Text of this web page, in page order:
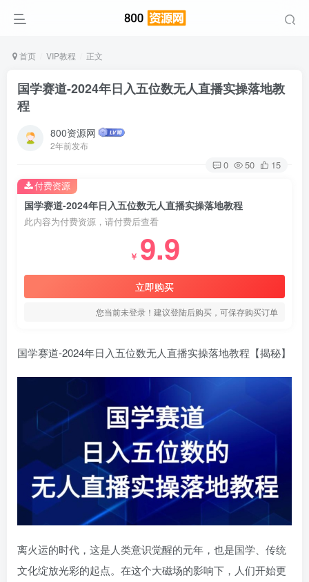
首页 VIP教程 正文
国学赛道-2024年日入五位数无人直播实操落地教
程
800资源网
2年前发布
0 50 15
国学赛道-2024年日入五位数无人直播实操落地教程
此内容为付费资源，请付费后查看
￥ 9.9
立即购买
您当前未登录！建议登陆后购买，可保存购买订单
付费资源
国学赛道-2024年日入五位数无人直播实操落地教程【揭秘】
离火运的时代，这是人类意识觉醒的元年，也是国学、传统
文化绽放光彩的起点。在这个大磁场的影响下，人们开始更